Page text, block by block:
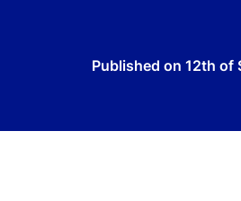
Published on 12th of